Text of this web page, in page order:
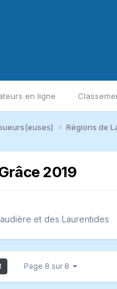
en ligne
Régions de
2019
et des Laurentides
Page 8 sur 8